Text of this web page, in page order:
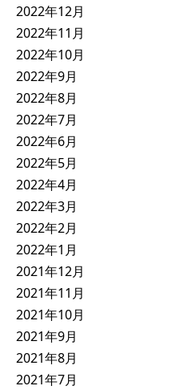
2022年12月
2022年11月
2022年10月
2022年9月
2022年8月
2022年7月
2022年6月
2022年5月
2022年4月
2022年3月
2022年2月
2022年1月
2021年12月
2021年11月
2021年10月
2021年9月
2021年8月
2021年7月